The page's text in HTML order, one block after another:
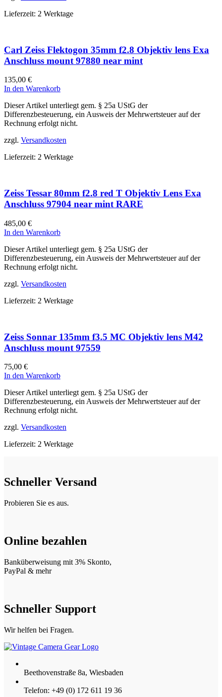
Lieferzeit: 2 Werktage
Carl Zeiss Flektogon 35mm f2.8 Objektiv lens Exa
Anschluss mount 97880 near mint
135,00 €
In den Warenkorb
Dieser Artikel unterliegt gem. § 25a UStG der
Differenzbesteuerung, ein Ausweis der Mehrwertsteuer auf der
Rechnung erfolgt nicht.
zzgl. Versandkosten
Lieferzeit: 2 Werktage
Zeiss Tessar 80mm f2.8 red T Objektiv Lens Exa
Anschluss 97904 near mint RARE
485,00 €
In den Warenkorb
Dieser Artikel unterliegt gem. § 25a UStG der
Differenzbesteuerung, ein Ausweis der Mehrwertsteuer auf der
Rechnung erfolgt nicht.
zzgl. Versandkosten
Lieferzeit: 2 Werktage
Zeiss Sonnar 135mm f3.5 MC Objektiv lens M42
Anschluss mount 97559
75,00 €
In den Warenkorb
Dieser Artikel unterliegt gem. § 25a UStG der
Differenzbesteuerung, ein Ausweis der Mehrwertsteuer auf der
Rechnung erfolgt nicht.
zzgl. Versandkosten
Lieferzeit: 2 Werktage
Schneller Versand
Probieren Sie es aus.
Online bezahlen
Banküberweisung mit 3% Skonto,
PayPal & mehr
Schneller Support
Wir helfen bei Fragen.
Beethovenstraße 8a, Wiesbaden
Telefon: +49 (0) 172 611 19 36